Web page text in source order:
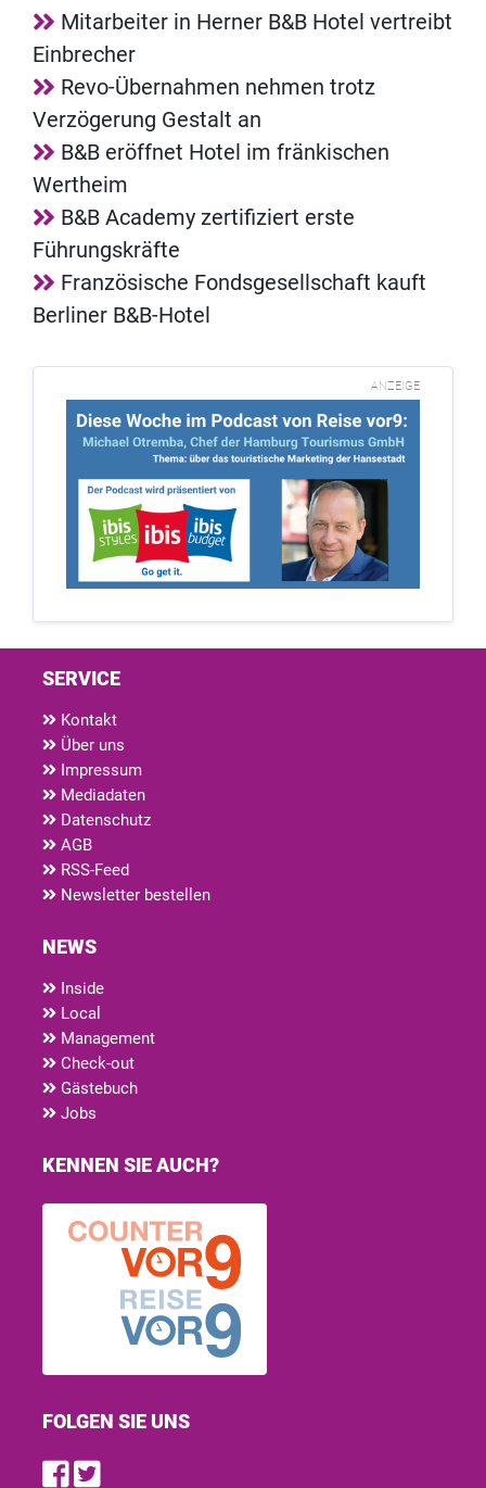
Mitarbeiter in Herner B&B Hotel vertreibt
Einbrecher
Revo-Übernahmen nehmen trotz
Verzögerung Gestalt an
B&B eröffnet Hotel im fränkischen
Wertheim
B&B Academy zertifiziert erste
Führungskräfte
Französische Fondsgesellschaft kauft
Berliner B&B-Hotel
ANZEIGE
SERVICE
Kontakt
Über uns
Impressum
Mediadaten
Datenschutz
AGB
RSS-Feed
Newsletter bestellen
NEWS
Inside
Local
Management
Check-out
Gästebuch
Jobs
KENNEN SIE AUCH?
FOLGEN SIE UNS
Find us on Facebook
Follow us on Twitter